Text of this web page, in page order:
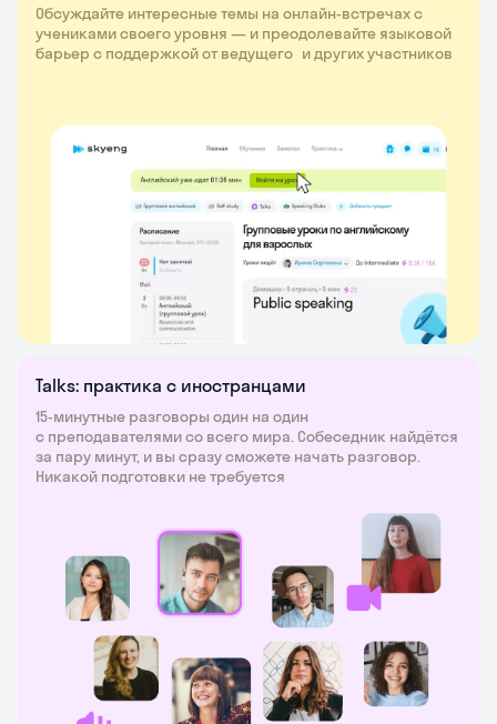
Обсуждайте интересные темы на онлайн-встречах с
учениками своего уровня — и преодолевайте языковой
барьер с поддержкой от ведущего и других участников
Talks: практика с иностранцами
15-минутные разговоры один на один
с преподавателями со всего мира. Собеседник найдётся
за пару минут, и вы сразу сможете начать разговор.
Никакой подготовки не требуется